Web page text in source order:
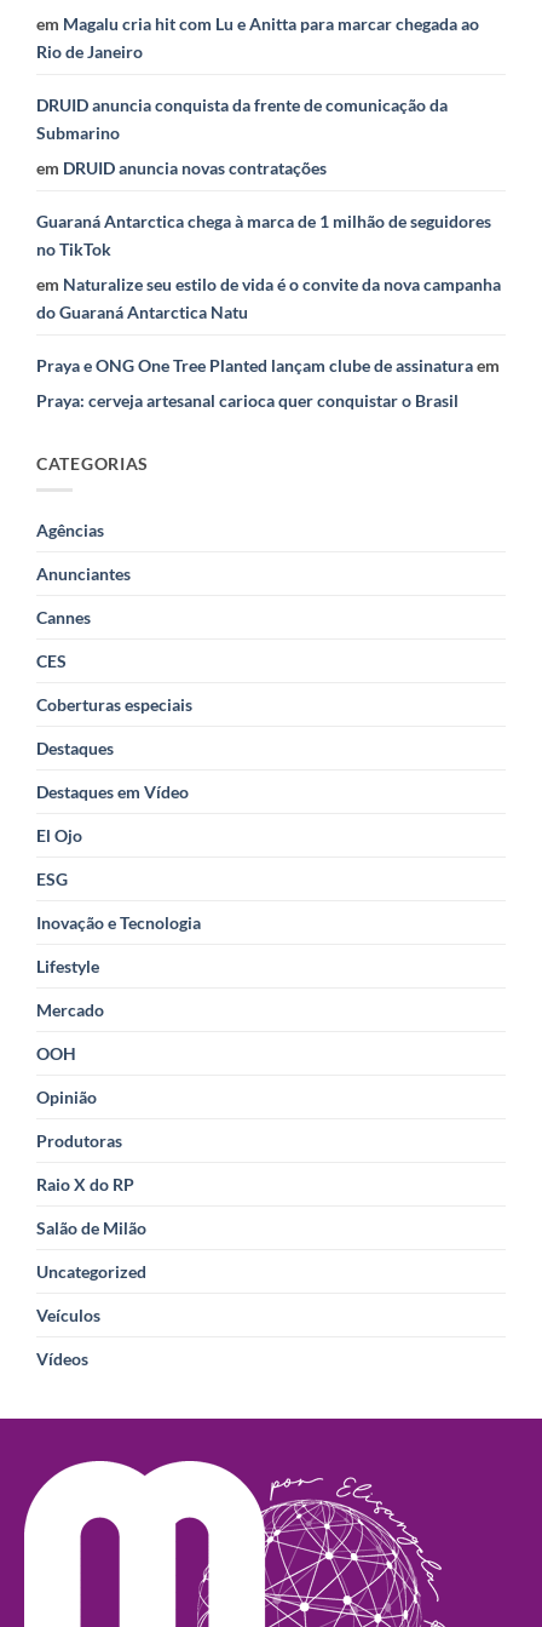
em Magalu cria hit com Lu e Anitta para marcar chegada ao
Rio de Janeiro
DRUID anuncia conquista da frente de comunicação da
Submarino
em DRUID anuncia novas contratações
Guaraná Antarctica chega à marca de 1 milhão de seguidores
no TikTok
em Naturalize seu estilo de vida é o convite da nova campanha
do Guaraná Antarctica Natu
Praya e ONG One Tree Planted lançam clube de assinaturaem
Praya: cerveja artesanal carioca quer conquistar o Brasil
CATEGORIAS
Agências
Anunciantes
Cannes
CES
Coberturas especiais
Destaques
Destaques em Vídeo
El Ojo
ESG
Inovação e Tecnologia
Lifestyle
Mercado
OOH
Opinião
Produtoras
Raio X do RP
Salão de Milão
Uncategorized
Veículos
Vídeos